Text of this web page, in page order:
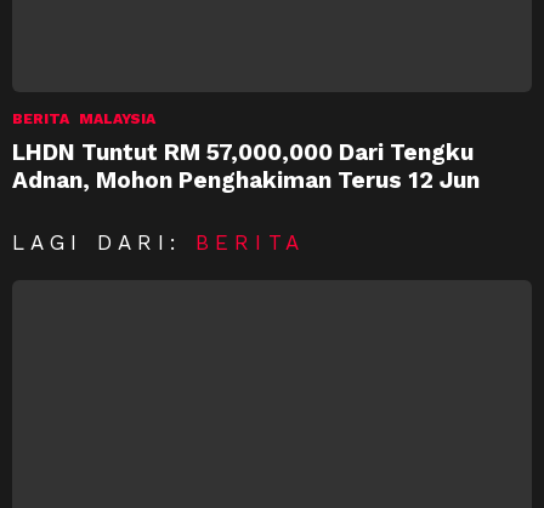
BERITA MALAYSIA
LHDN Tuntut RM 57,000,000 Dari Tengku
Adnan, Mohon Penghakiman Terus 12 Jun
LAGI DARI: BERITA